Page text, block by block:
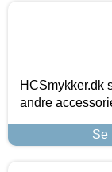
HCSmykker.dk
andre
Se